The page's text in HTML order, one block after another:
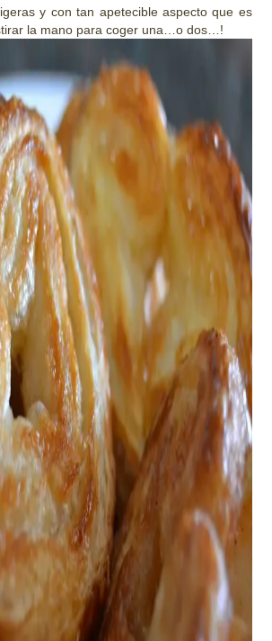
y con tan apetecible aspecto que es
la mano para coger una…o dos…!